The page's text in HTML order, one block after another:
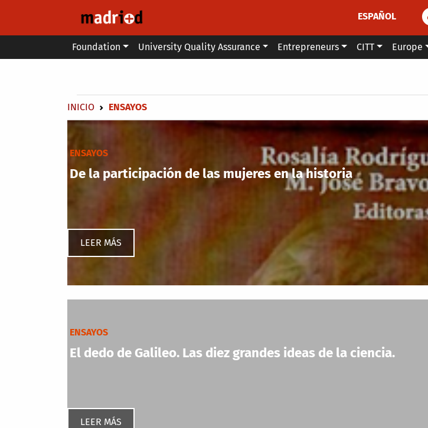
ESPAÑOL
Main menu
Foundation University Quality Assurance Entrepreneurs CITT Europe
Breadcrumb
INICIO ENSAYOS
ENSAYOS
De la participación de las mujeres en la historia
LEER MÁS
ENSAYOS
El dedo de Galileo. Las diez grandes ideas de la ciencia.
LEER MÁS